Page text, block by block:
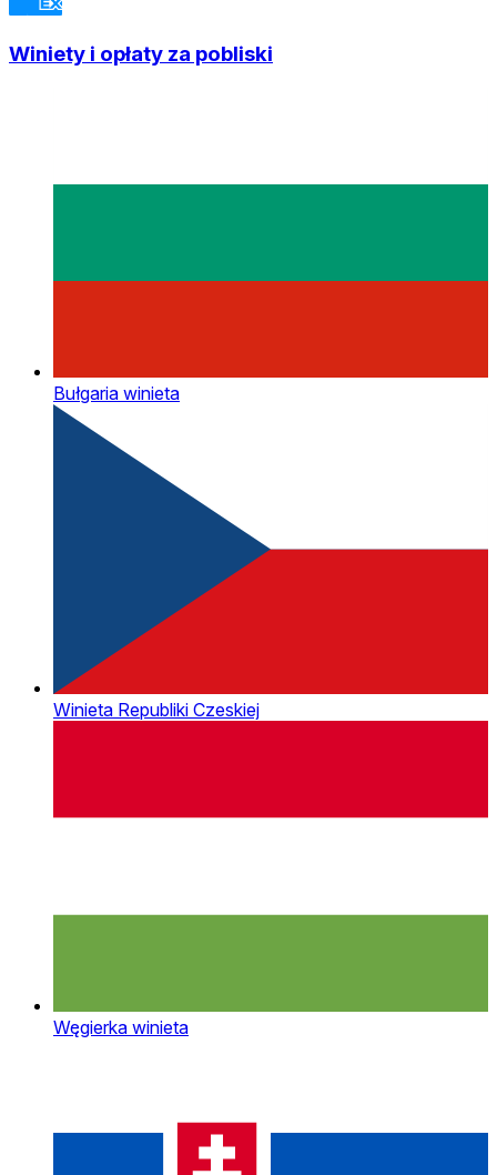
Winiety i opłaty za pobliski
Bułgaria winieta
Winieta Republiki Czeskiej
Węgierka winieta